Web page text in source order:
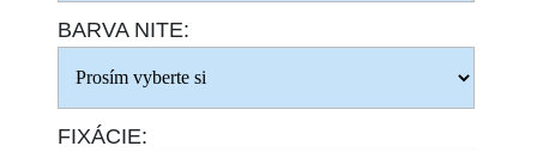
BARVA NITE:
FIXÁCIE: